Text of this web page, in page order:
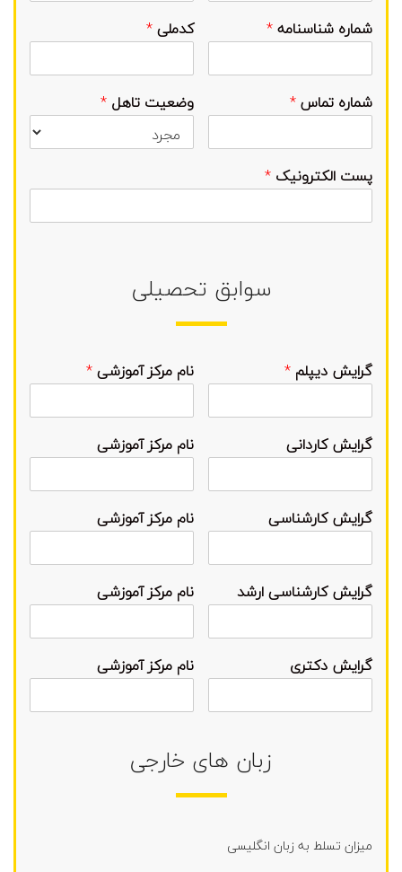
کدملی* شماره شناسنامه*
وضعیت تاهل * شماره تماس*
پست الکترونیک *
سوابق تحصیلی
نام مرکز آموزشی* گرایش دیپلم*
نام مرکز آموزشی گرایش کاردانی
نام مرکز آموزشی گرایش کارشناسی
نام مرکز آموزشی گرایش کارشناسی ارشد
نام مرکز آموزشی گرایش دکتری
زبان های خارجی
میزان تسلط به زبان انگلیسی